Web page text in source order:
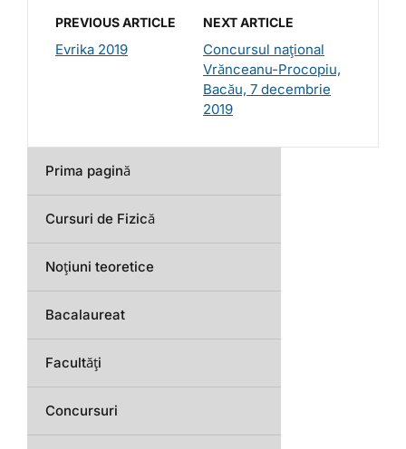
PREVIOUS ARTICLE
Evrika 2019
NEXT ARTICLE
Concursul național
Vrănceanu-Procopiu,
Bacău, 7 decembrie
2019
Prima pagină
Cursuri de Fizică
Noțiuni teoretice
Bacalaureat
Facultăți
Concursuri